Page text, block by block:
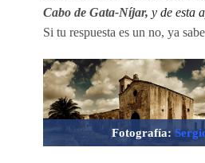
Cabo de Gata-Níjar, y de esta
Si tu respuesta es un no, ya
Fotografía: